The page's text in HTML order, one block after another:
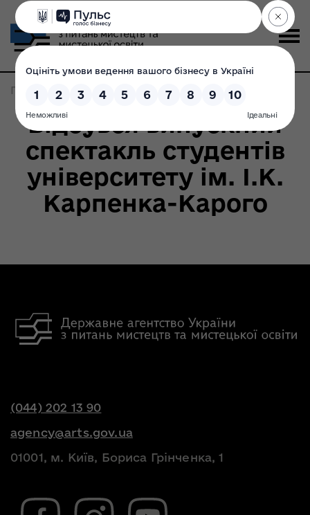
Головна Записи по метке: візит
Відбувся випускний
спектакль студентів
університету ім. І.К.
Карпенка-Карого
(044) 202 13 90
agency@arts.gov.ua
01001, м. Київ, Бориса Грінченка, 1